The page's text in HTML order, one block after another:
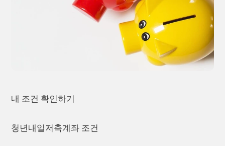
내 조건 확인하기
청년내일저축계좌 조건